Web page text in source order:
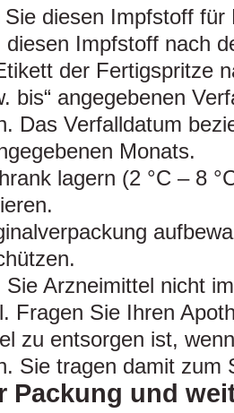
Sie diesen Impfstoff
diesen Impfstoff nach
der Fertigspritze
bis“ angegebenen
Das Verfalldatum
Monats.
lagern (2 °C – 8
Sie Arzneimittel nicht
Fragen Sie Ihren
zu entsorgen ist,
Sie tragen damit zum
Packung und